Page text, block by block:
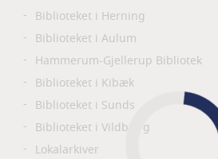
Biblioteket i Herning
Biblioteket i Aulum
Hammerum-Gjellerup Bibliotek
Biblioteket i Kibæk
Biblioteket i Sunds
Biblioteket i Vildbjerg
Lokalarkiver